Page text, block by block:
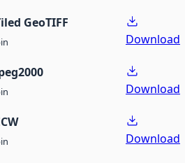
GeoTIFF
Download
Download
Download